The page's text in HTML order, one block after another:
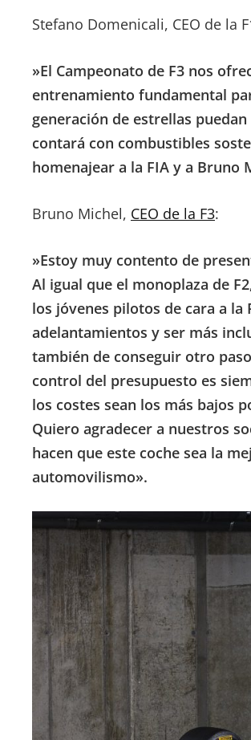
Stefano Domenicali, CEO de la
»El Campeonato de F3 nos
entrenamiento fundamental
generación de estrellas
contará con combustibles
homenajear a la FIA y a Bruno
Bruno Michel, CEO de la F3:
»Estoy muy contento de
Al igual que el monoplaza de
los jóvenes pilotos de cara a la
adelantamientos y ser más
también de conseguir otro
control del presupuesto es
los costes sean los más bajos
Quiero agradecer a nuestros
hacen que este coche sea la
automovilismo».